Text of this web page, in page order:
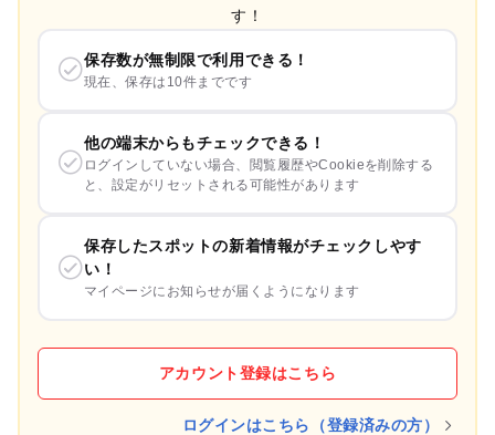
す！
保存数が無制限で利用できる！
現在、保存は10件までです
他の端末からもチェックできる！
ログインしていない場合、閲覧履歴やCookieを削除する
と、設定がリセットされる可能性があります
保存したスポットの新着情報がチェックしやす
い！
マイページにお知らせが届くようになります
アカウント登録はこちら
ログインはこちら（登録済みの方）